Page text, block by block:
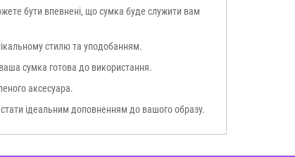
бути впевнені, що сумка буде служити вам
стилю та уподобанням.
ваша сумка готова до використання.
аксесуара.
ідеальним доповненням до вашого образу.